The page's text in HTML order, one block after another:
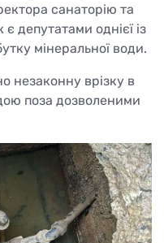
санаторію та
депутатами однієї із
мінеральної води.
незаконну врізку в
поза дозволеними